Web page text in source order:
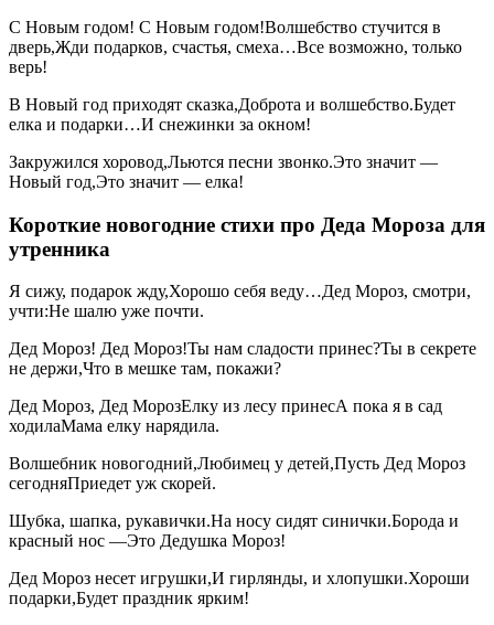
С Новым годом! С Новым годом!Волшебство стучится в
дверь,Жди подарков, счастья, смеха…Все возможно, только
верь!
В Новый год приходят сказка,Доброта и волшебство.Будет
елка и подарки…И снежинки за окном!
Закружился хоровод,Льются песни звонко.Это значит —
Новый год,Это значит — елка!
Короткие новогодние стихи про Деда Мороза для
утренника
Я сижу, подарок жду,Хорошо себя веду…Дед Мороз, смотри,
учти:Не шалю уже почти.
Дед Мороз! Дед Мороз!Ты нам сладости принес?Ты в секрете
не держи,Что в мешке там, покажи?
Дед Мороз, Дед МорозЕлку из лесу принесА пока я в сад
ходилаМама елку нарядила.
Волшебник новогодний,Любимец у детей,Пусть Дед Мороз
сегодняПриедет уж скорей.
Шубка, шапка, рукавички.На носу сидят синички.Борода и
красный нос —Это Дедушка Мороз!
Дед Мороз несет игрушки,И гирлянды, и хлопушки.Хороши
подарки,Будет праздник ярким!